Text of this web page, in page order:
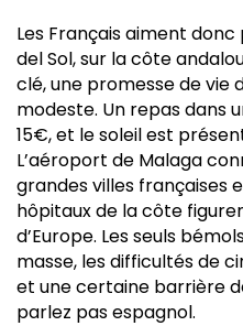
Les Français aiment
del Sol, sur la côte
clé, une promesse de vie
modeste. Un repas dans
15€, et le soleil est
L’aéroport de Malaga
grandes villes françaises
hôpitaux de la côte
d’Europe. Les seuls
masse, les difficultés de
et une certaine barrière
parlez pas espagnol.